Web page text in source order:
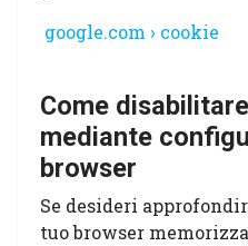
google.com › cookie
Come
mediante
browser
Se desideri
tuo browser